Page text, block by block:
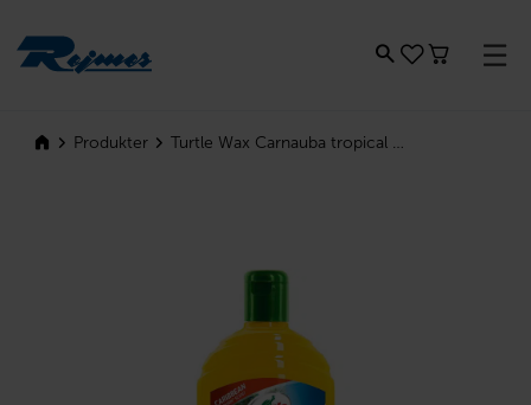
Produkter Turtle Wax Carnauba tropical s...